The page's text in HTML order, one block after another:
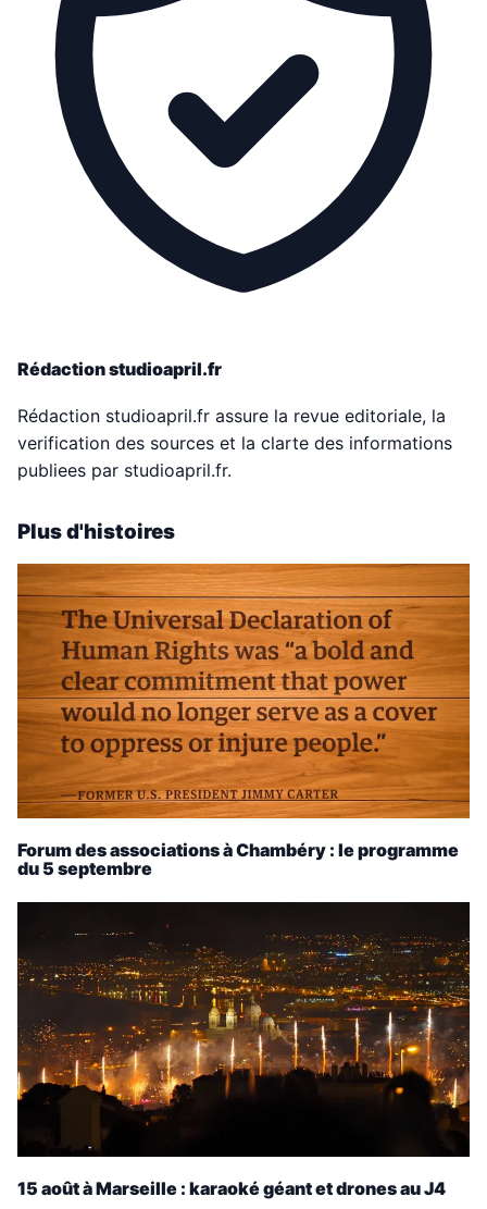
Rédaction studioapril.fr
Rédaction studioapril.fr assure la revue editoriale, la
verification des sources et la clarte des informations
publiees par studioapril.fr.
Plus d'histoires
Forum des associations à Chambéry : le programme
du 5 septembre
15 août à Marseille : karaoké géant et drones au J4